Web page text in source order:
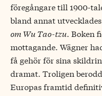
föregångare till 1900-
bland annat
om Wu Tao-tzu. Boken
mottagande. Wägner
få gehör för sina
dramat. Troligen
Europas framtid